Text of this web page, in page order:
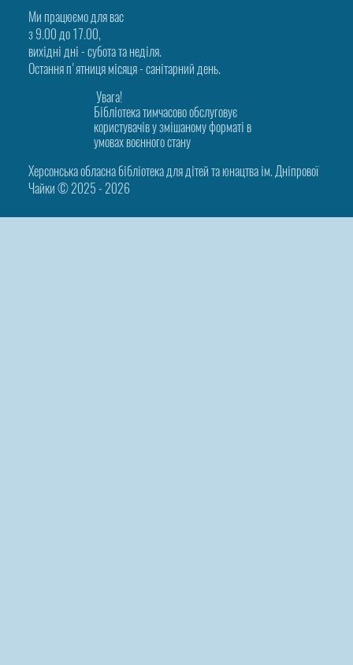
Ми працюємо для вас
з 9.00 до 17.00,
вихідні дні - субота та неділя.
Остання п'ятниця місяця - санітарний день.
Увага!
Бібліотека тимчасово обслуговує
користувачів у змішаному форматі в
умовах воєнного стану
Херсонська обласна бібліотека для дітей та юнацтва ім. Дніпрової
Чайки © 2025 ‑ 2026